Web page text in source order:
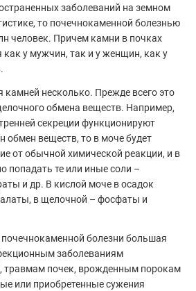
заболеваний на земном
то почечнокаменной болезнью
человек. Причем камни в почках
как у мужчин, так и у женщин, как у
камней несколько. Прежде всего это
обмена веществ. Например,
секреции функционируют
обмен веществ, то в моче будет
от обычной химической реакции, и в
попадать те или иные соли –
и др. В кислой моче в осадок
в щелочной – фосфаты и
болезни большая
заболеваниям
травмам почек, врожденным порокам
или приобретенные сужения